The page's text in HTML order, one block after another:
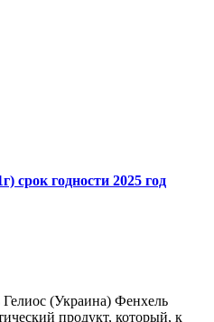
срок годности 2025 год
(Украина) Фенхель
продукт, который, к